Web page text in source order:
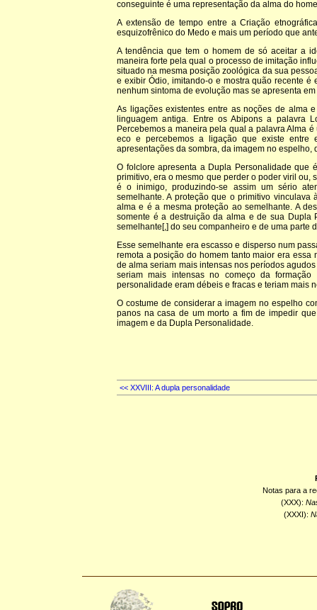
conseguinte é uma representação da alma do
A extensão de tempo entre a Criação
esquizofrênico do Medo e mais um período que
A tendência que tem o homem de só aceitar a
maneira forte pela qual o processo de imitação
situado na mesma posição zoológica da sua
e exibir Ódio, imitando-o e mostra quão recente
nenhum sintoma de evolução mas se apresenta
As ligações existentes entre as noções de alma
linguagem antiga. Entre os Abipons a palavra
Percebemos a maneira pela qual a palavra Alma
eco e percebemos a ligação que existe entre
apresentações da sombra, da imagem no
O folclore apresenta a Dupla Personalidade
primitivo, era o mesmo que perder o poder viril
é o inimigo, produzindo-se assim um sério
semelhante. A proteção que o primitivo
alma e é a mesma proteção ao semelhante. A
somente é a destruição da alma e de sua
semelhante[,] do seu companheiro e de uma parte
Esse semelhante era escasso e disperso num
remota a posição do homem tanto maior era
de alma seriam mais intensas nos períodos
seriam mais intensas no começo da
personalidade eram débeis e fracas e teriam mais
O costume de considerar a imagem no espelho
panos na casa de um morto a fim de impedir
imagem e da Dupla Personalidade.
<< XXVIII: A dupla personalidade
Notas para a
(XXX):
(XXXI):